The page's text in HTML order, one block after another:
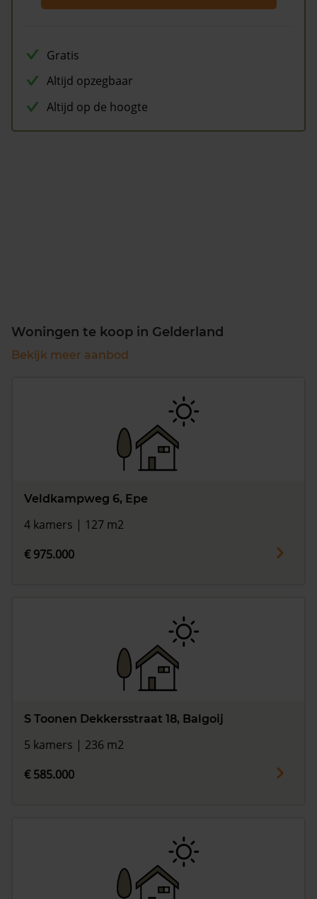
Gratis
Altijd opzegbaar
Altijd op de hoogte
Woningen te koop in Gelderland
Bekijk meer aanbod
Veldkampweg 6, Epe
4 kamers | 127 m2
€ 975.000
S Toonen Dekkersstraat 18, Balgoij
5 kamers | 236 m2
€ 585.000